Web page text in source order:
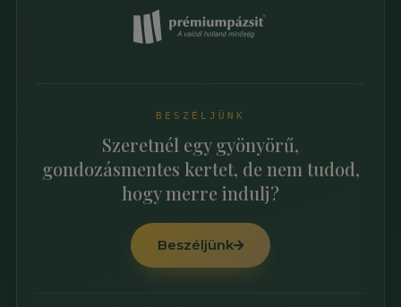
BESZÉLJÜNK
Szeretnél egy gyönyörű,
gondozásmentes kertet, de nem tudod,
hogy merre indulj?
Beszéljünk